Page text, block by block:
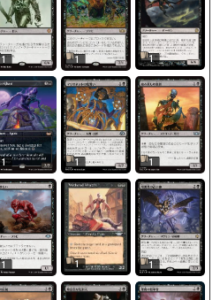
1 1 1
1 1 1
1 1 1